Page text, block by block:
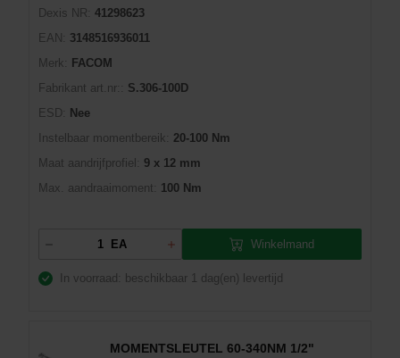
Dexis NR: 41298623
EAN:
3148516936011
Merk:
FACOM
Fabrikant art.nr::
S.306-100D
ESD:
Nee
Instelbaar momentbereik: 20-100 Nm
Maat aandrijfprofiel:
9 x 12 mm
Max. aandraaimoment:
100 Nm
EA Winkelmand
In voorraad: beschikbaar 1 dag(en) levertijd
MOMENTSLEUTEL 60-340NM 1/2"